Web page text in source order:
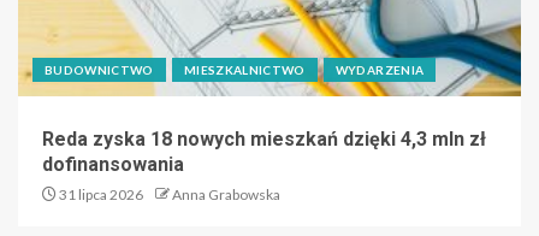
BUDOWNICTWO MIESZKALNICTWO WYDARZENIA
Reda zyska 18 nowych mieszkań dzięki 4,3 mln zł
dofinansowania
31 lipca 2026 Anna Grabowska